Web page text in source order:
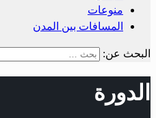
منوعات
المسافات بين المدن
البحث عن:
الدورة